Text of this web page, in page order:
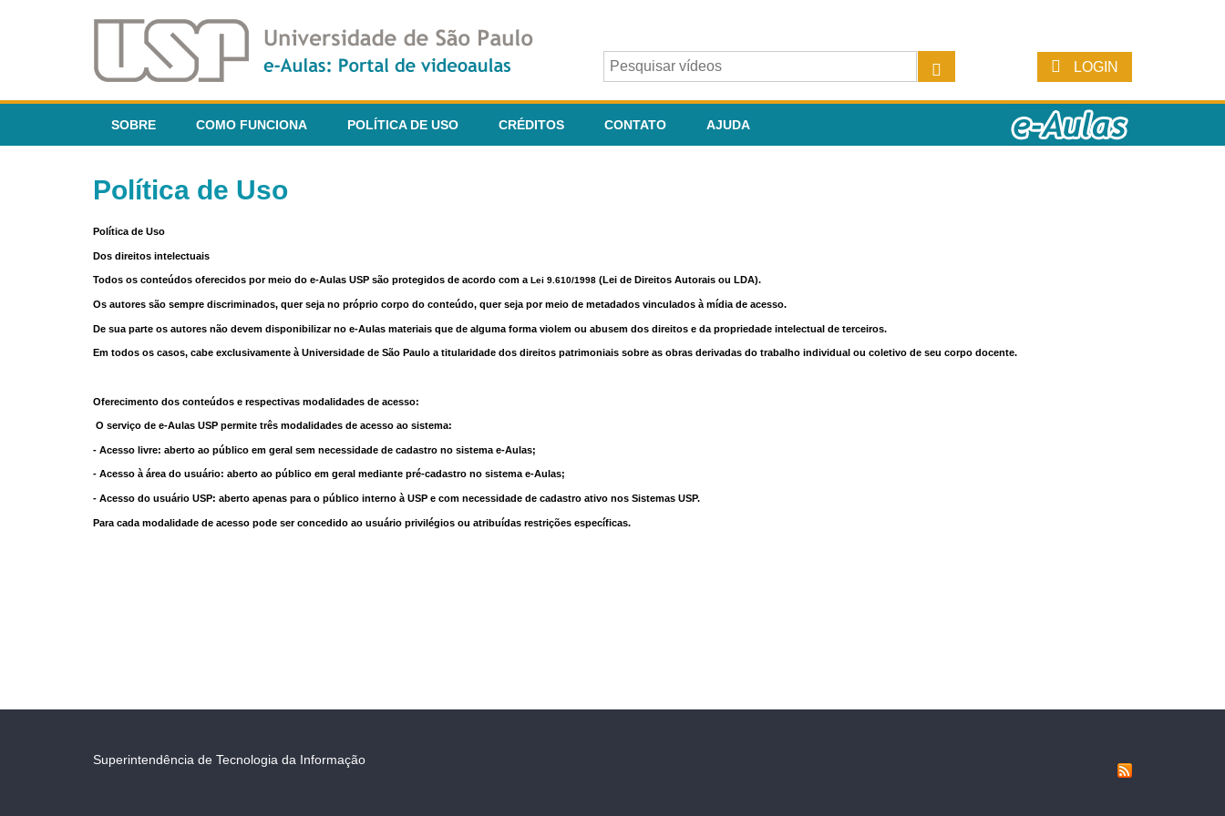
LOGIN
SOBRE COMO FUNCIONA POLÍTICA DE USO CRÉDITOS CONTATO AJUDA
Política de Uso
Política de Uso
Dos direitos intelectuais
Todos os conteúdos oferecidos por meio do e-Aulas USP são protegidos de acordo com a Lei 9.610/1998 (Lei de Direitos Autorais ou LDA).
Os autores são sempre discriminados, quer seja no próprio corpo do conteúdo, quer seja por meio de metadados vinculados à mídia de acesso.
De sua parte os autores não devem disponibilizar no e-Aulas materiais que de alguma forma violem ou abusem dos direitos e da propriedade intelectual de terceiros.
Em todos os casos, cabe exclusivamente à Universidade de São Paulo a titularidade dos direitos patrimoniais sobre as obras derivadas do trabalho individual ou coletivo de seu corpo docente.
Oferecimento dos conteúdos e respectivas modalidades de acesso:
O serviço de e-Aulas USP permite três modalidades de acesso ao sistema:
- Acesso livre: aberto ao público em geral sem necessidade de cadastro no sistema e-Aulas;
- Acesso à área do usuário: aberto ao público em geral mediante pré-cadastro no sistema e-Aulas;
- Acesso do usuário USP: aberto apenas para o público interno à USP e com necessidade de cadastro ativo nos Sistemas USP.
Para cada modalidade de acesso pode ser concedido ao usuário privilégios ou atribuídas restrições específicas.
Superintendência de Tecnologia da Informação